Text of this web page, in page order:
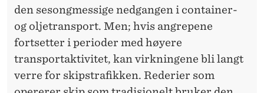
den sesongmessige nedgangen i container-
og oljetransport. Men; hvis angrepene
fortsetter i perioder med høyere
transportaktivitet, kan virkningene bli langt
verre for skipstrafikken. Rederier som